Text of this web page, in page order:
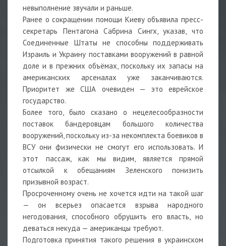
невыполнение звучали и раньше.
Ранее о сокращении помощи Киеву объявила пресс-
секретарь Пентагона Сабрина Сингх, указав, что
Соединенные Штаты не способны поддерживать
Израиль и Украину поставками вооружений в равной
доле и в прежних объёмах, поскольку их запасы на
американских арсеналах уже заканчиваются.
Приоритет же США очевиден — это еврейское
государство.
Более того, было сказано о нецелесообразности
поставок бандеровцам большого количества
вооружений, поскольку из-за некомплекта боевиков в
ВСУ они физически не смогут его использовать. И
этот пассаж, как мы видим, является прямой
отсылкой к обещаниям Зеленского понизить
призывной возраст.
Просроченному очень не хочется идти на такой шаг
— он всерьез опасается взрыва народного
негодования, способного обрушить его власть, но
деваться некуда — американцы требуют.
Подготовка принятия такого решения в украинском